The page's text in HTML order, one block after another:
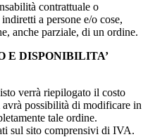
contrattuale o
a persone e/o cose,
anche parziale, di un ordine.
E DISPONIBILITA’
verrà riepilogato il costo
possibilità di modificare in
tale ordine.
sul sito comprensivi di IVA.